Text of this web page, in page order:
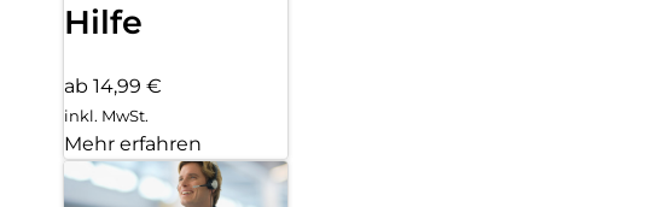
Hilfe
ab 14,99 €
inkl. MwSt.
Mehr erfahren